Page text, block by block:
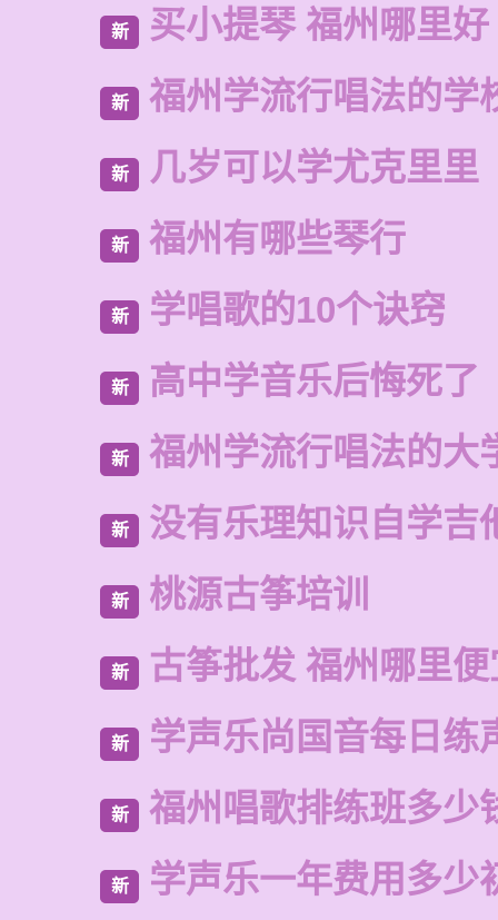
新 买小提琴 福州哪里好
新 福州学流行唱法的学
新 几岁可以学尤克里里
新 福州有哪些琴行
新 学唱歌的10个诀窍
新 高中学音乐后悔死了
新 福州学流行唱法的大
新 没有乐理知识自学吉
新 桃源古筝培训
新 古筝批发 福州哪里便
新 学声乐尚国音每日练
新 福州唱歌排练班多少
新 学声乐一年费用多少